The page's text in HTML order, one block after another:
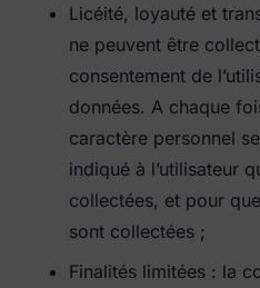
Licéité, loyauté et
ne peuvent être
consentement de
données. A chaque
caractère personnel
indiqué à l’utilisateur
collectées, et pour
sont collectées ;
Finalités limitées : la